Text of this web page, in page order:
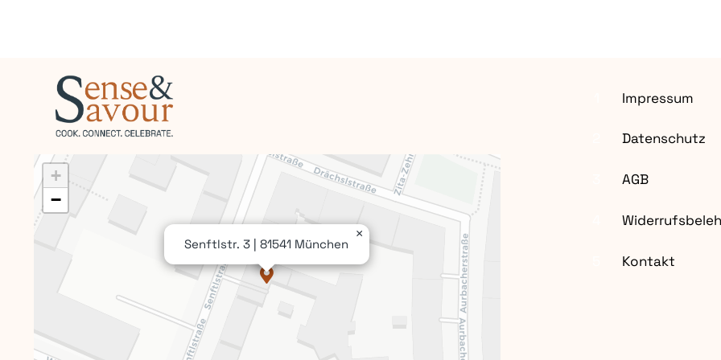
Senftlstr. 3 | 81541 München
×
+
−
Impressum
Datenschutz
AGB
Kontakt